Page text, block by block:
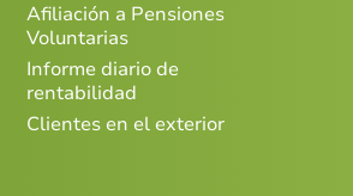
Afiliación a Pensiones
Voluntarias
Informe diario de
rentabilidad
Clientes en el exterior